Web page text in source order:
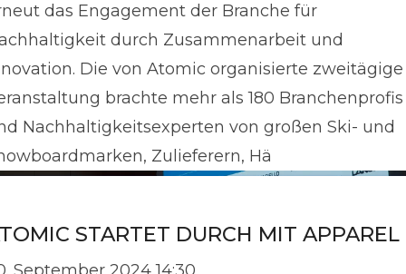
das Engagement der Branche für
durch Zusammenarbeit und
Die von Atomic organisierte zweitägige
brachte mehr als 180 Branchenprofis
Nachhaltigkeitsexperten von großen Ski- und
Zulieferern, Hä
STARTET DURCH MIT APPAREL